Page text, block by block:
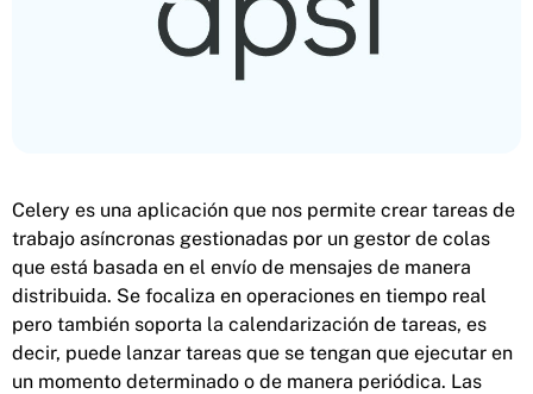
Celery es una aplicación que nos permite crear tareas de
trabajo asíncronas gestionadas por un gestor de colas
que está basada en el envío de mensajes de manera
distribuida. Se focaliza en operaciones en tiempo real
pero también soporta la calendarización de tareas, es
decir, puede lanzar tareas que se tengan que ejecutar en
un momento determinado o de manera periódica. Las